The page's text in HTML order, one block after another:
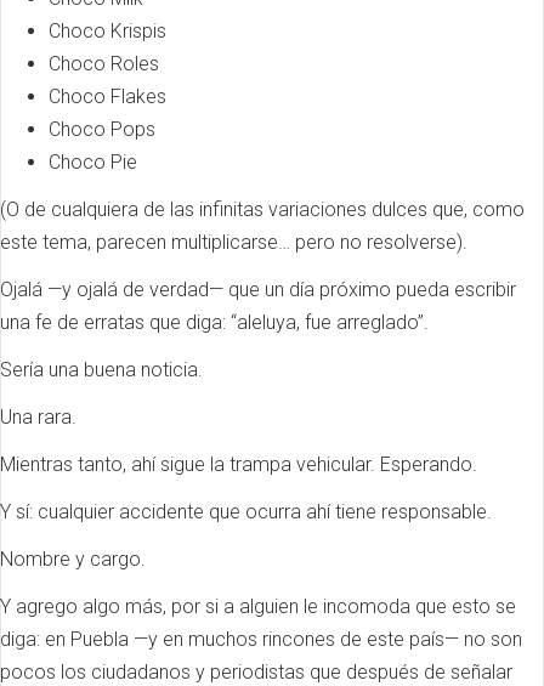
Choco Krispis
Choco Roles
Choco Flakes
Choco Pops
Choco Pie
(O de cualquiera de las infinitas variaciones dulces que, como
este tema, parecen multiplicarse… pero no resolverse).
Ojalá —y ojalá de verdad— que un día próximo pueda escribir
una fe de erratas que diga: “aleluya, fue arreglado”.
Sería una buena noticia.
Una rara.
Mientras tanto, ahí sigue la trampa vehicular. Esperando.
Y sí: cualquier accidente que ocurra ahí tiene responsable.
Nombre y cargo.
Y agrego algo más, por si a alguien le incomoda que esto se
diga: en Puebla —y en muchos rincones de este país— no son
pocos los ciudadanos y periodistas que después de señalar